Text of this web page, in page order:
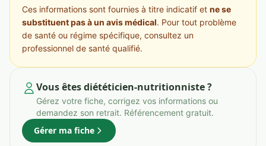
Ces informations sont fournies à titre indicatif et ne se
substituent pas à un avis médical. Pour tout problème
de santé ou régime spécifique, consultez un
professionnel de santé qualifié.
Vous êtes diététicien-nutritionniste ?
Gérez votre fiche, corrigez vos informations ou
demandez son retrait. Référencement gratuit.
Gérer ma fiche